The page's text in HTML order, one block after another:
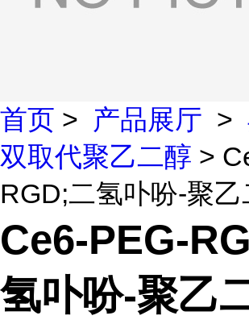
首页 > 产品展厅 >
双取代聚乙二醇 >
RGD;二氢卟吩-聚乙
Ce6-PEG-
氢卟吩-聚乙